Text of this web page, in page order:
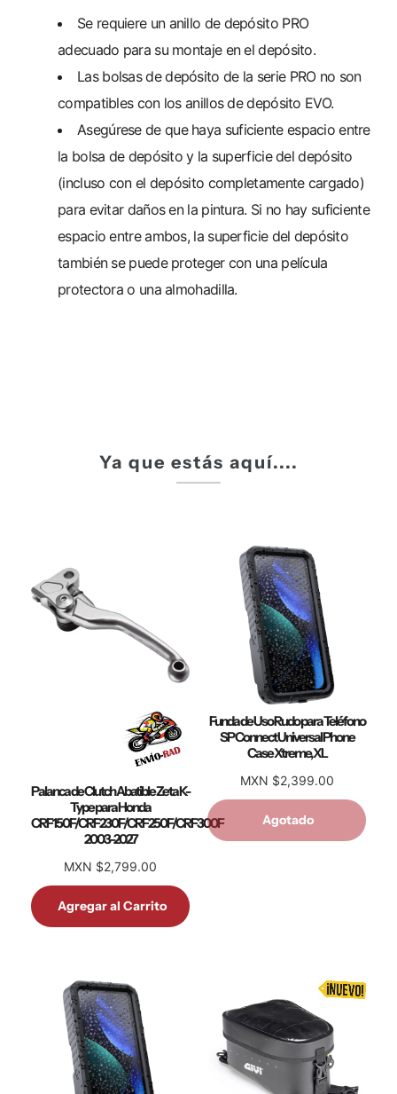
Se requiere un anillo de depósito PRO
adecuado para su montaje en el depósito.
Las bolsas de depósito de la serie PRO no son
compatibles con los anillos de depósito EVO.
Asegúrese de que haya suficiente espacio entre
la bolsa de depósito y la superficie del depósito
(incluso con el depósito completamente cargado)
para evitar daños en la pintura. Si no hay suficiente
espacio entre ambos, la superficie del depósito
también se puede proteger con una película
protectora o una almohadilla.
Ya que estás aquí....
Palanca de Clutch Abatible Zeta K-
Type para Honda
CRF150F/CRF230F/CRF250F/CRF300F
2003-2027
MXN $2,799.00
Agregar al Carrito
Funda de Uso Rudo para Teléfono
SP Connect Universal Phone
Case Xtreme, XL
MXN $2,399.00
Agotado